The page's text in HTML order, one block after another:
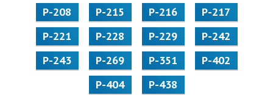
Р-208
Р-215 Р-216
Р-217
Р-221
Р-228 Р-229
Р-242
Р-243
Р-269 Р-351
Р-402
Р-404
Р-438